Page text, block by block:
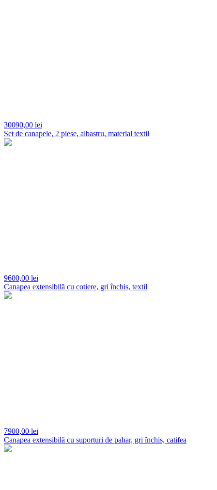
30090,00 lei
Set de canapele, 2 piese, albastru, material textil
9600,00 lei
Canapea extensibilă cu cotiere, gri închis, textil
7900,00 lei
Canapea extensibilă cu suporturi de pahar, gri închis, catifea